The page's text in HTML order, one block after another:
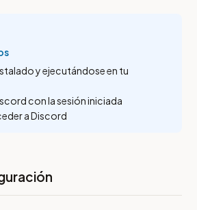
y ejecutándose en tu
con la sesión iniciada
a Discord